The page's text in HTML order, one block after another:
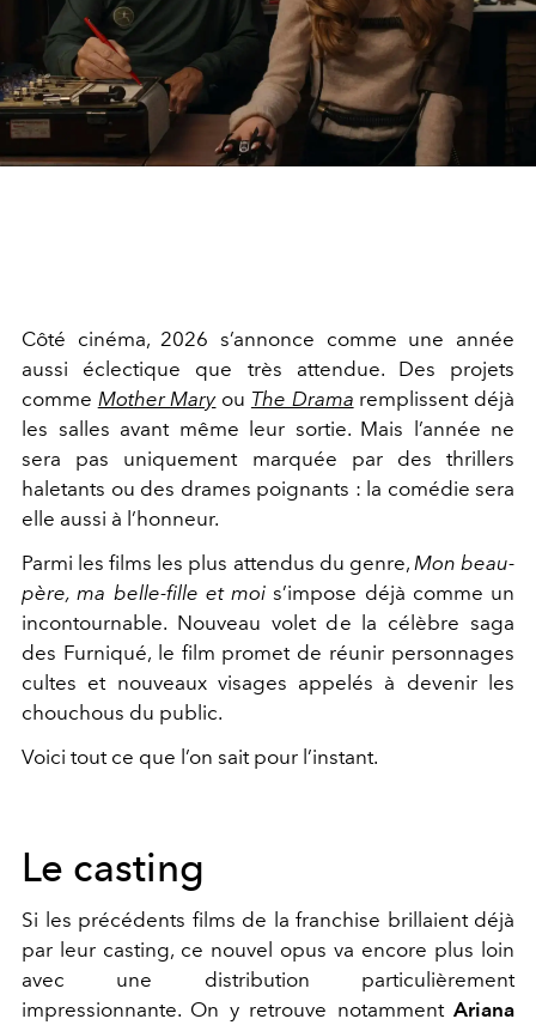
Côté cinéma, 2026 s’annonce comme une année
aussi éclectique que très attendue. Des projets
comme Mother Maryou The Drama remplissent déjà
les salles avant même leur sortie. Mais l’année ne
sera pas uniquement marquée par des thrillers
haletants ou des drames poignants : la comédie sera
elle aussi à l’honneur.
Parmi les films les plus attendus du genre, Mon beau-
père, ma belle-fille et moi s’impose déjà comme un
incontournable. Nouveau volet de la célèbre saga
des Furniqué, le film promet de réunir personnages
cultes et nouveaux visages appelés à devenir les
chouchous du public.
Voici tout ce que l’on sait pour l’instant.
Le casting
Si les précédents films de la franchise brillaient déjà
par leur casting, ce nouvel opus va encore plus loin
avec une distribution particulièrement
impressionnante. On y retrouve notamment Ariana